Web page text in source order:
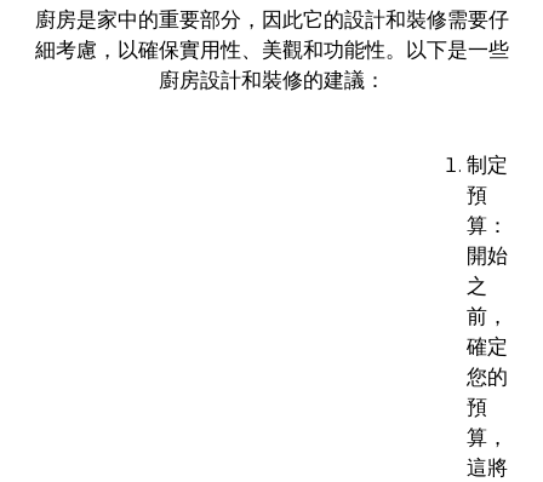
廚房是家中的重要部分，因此它的設計和裝修需要仔
細考慮，以確保實用性、美觀和功能性。以下是一些
廚房設計和裝修的建議：
制定
預
算：
開始
之
前，
確定
您的
預
算，
這將